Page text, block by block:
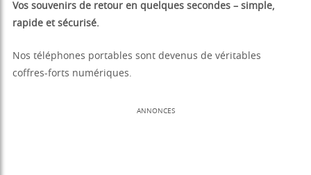
Vos souvenirs de retour en quelques secondes – simple,
rapide et sécurisé.
Nos téléphones portables sont devenus de véritables
coffres-forts numériques.
ANNONCES